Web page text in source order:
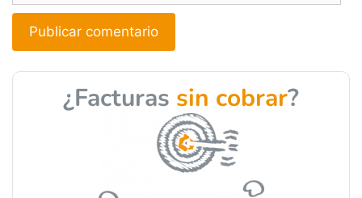
A
¿Facturas sin cobrar?